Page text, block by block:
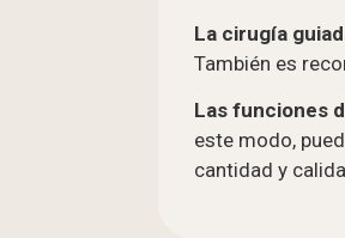
La cirugía
También es
Las funciones
este modo,
cantidad y